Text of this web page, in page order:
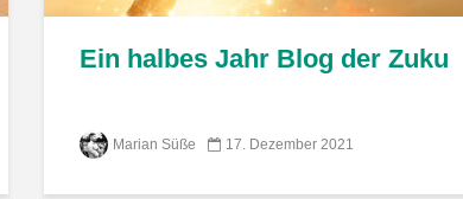
im Jahr 2022 – ein
Ein halbes Jahr Blog der
Marian Süße 17. Dezember 2021